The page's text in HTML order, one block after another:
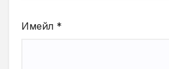
Имейл *